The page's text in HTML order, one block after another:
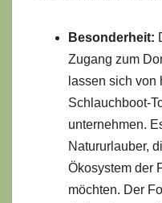
Besonderheit:
Zugang zum
lassen sich von
Schlauchboot-
unternehmen.
Natururlauber,
Ökosystem der
möchten. Der